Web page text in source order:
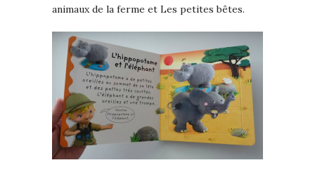
animaux de la ferme et Les petites bêtes.